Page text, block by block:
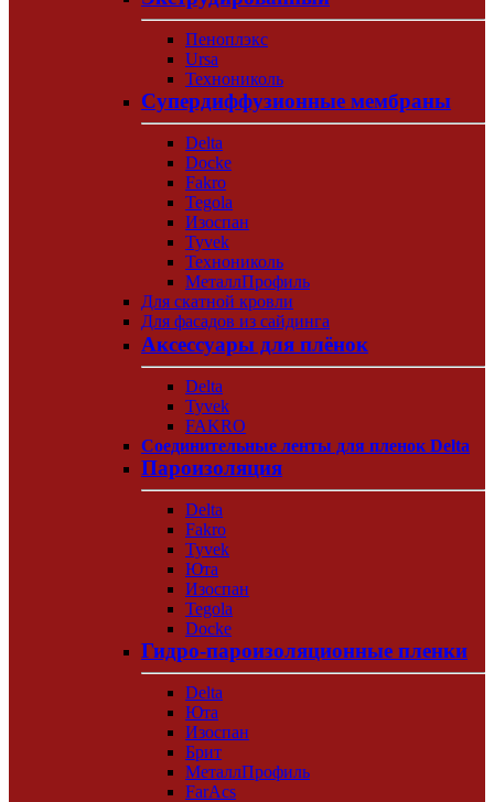
Пеноплэкс
Ursa
Технониколь
Супердиффузионные мембраны
Delta
Docke
Fakro
Tegola
Изоспан
Tyvek
Технониколь
МеталлПрофиль
Для скатной кровли
Для фасадов из сайдинга
Аксессуары для плёнок
Delta
Tyvek
FAKRO
Соединительные ленты для пленок Delta
Пароизоляция
Delta
Fakro
Tyvek
Юта
Изоспан
Tegola
Docke
Гидро-пароизоляционные пленки
Delta
Юта
Изоспан
Брит
МеталлПрофиль
FarAcs